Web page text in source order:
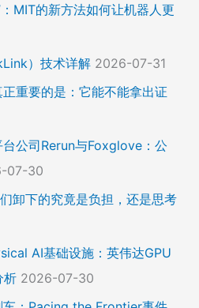
MIT的新方法如何让机器人更
）技术详解 2026-07-31
重要的是：它能不能拿出证
公司Rerun与Foxglove：公
07-30
卸下的究竟是负担，还是思考
AI基础设施：英伟达GPU
析 2026-07-30